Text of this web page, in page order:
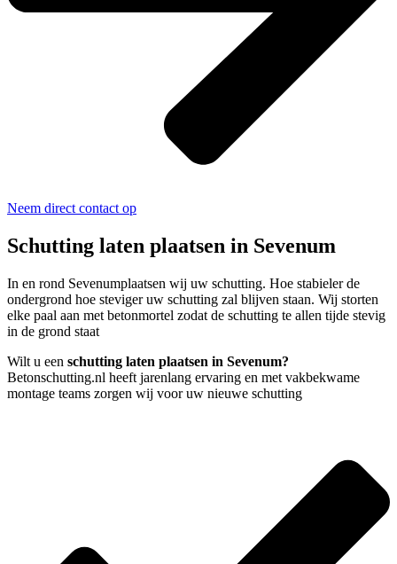
Neem direct contact op
Schutting laten plaatsen in Sevenum
In en rond Sevenumplaatsen wij uw schutting. Hoe stabieler de
ondergrond hoe steviger uw schutting zal blijven staan. Wij storten
elke paal aan met betonmortel zodat de schutting te allen tijde stevig
in de grond staat
Wilt u een schutting laten plaatsen in Sevenum?
Betonschutting.nl heeft jarenlang ervaring en met vakbekwame
montage teams zorgen wij voor uw nieuwe schutting